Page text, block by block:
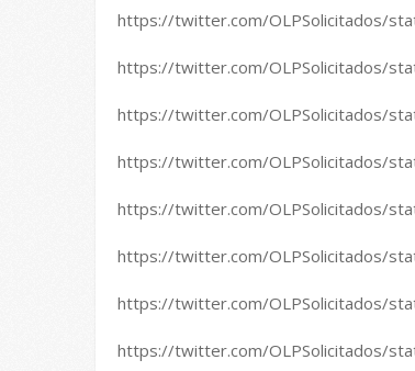
https://twitter.com/OLPSolicitados/
https://twitter.com/OLPSolicitados/
https://twitter.com/OLPSolicitados/
https://twitter.com/OLPSolicitados/
https://twitter.com/OLPSolicitados/
https://twitter.com/OLPSolicitados/
https://twitter.com/OLPSolicitados/
https://twitter.com/OLPSolicitados/